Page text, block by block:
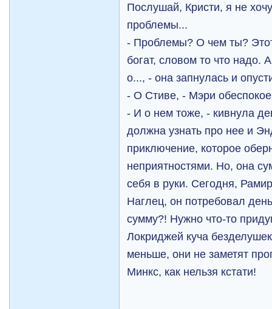
Послушай, Кристи, я не
проблемы...
- Проблемы? О чем ты?
богат, словом то что надо.
о..., - она запнулась и
- О Стиве, - Мэри
- И о нем тоже, - кивнула
должна узнать про нее и
приключение, которое
неприятностями. Но, она
себя в руки. Сегодня,
Наглец, он потребовал
сумму?! Нужно что-то
Локриджей куча
меньше, они не заметят
Минкс, как нельзя кстати!